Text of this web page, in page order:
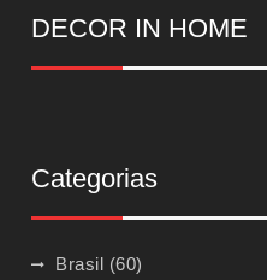
DECOR IN HOME
Categorias
Brasil (60)